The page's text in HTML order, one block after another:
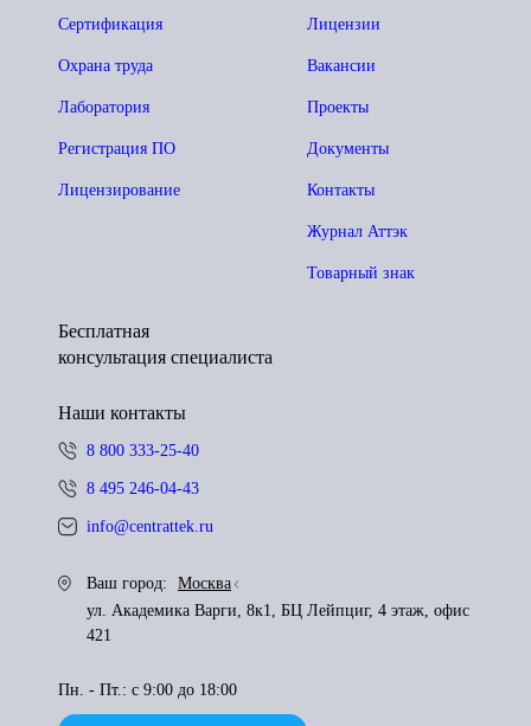
Лицензии
Вакансии
Проекты
Документы
Контакты
Журнал Аттэк
Товарный знак
Сертификация
Охрана труда
Лаборатория
Регистрация ПО
Лицензирование
Бесплатная
консультация специалиста
Наши контакты
8 800 333-25-40
8 495 246-04-43
info@centrattek.ru
Ваш город:
Москва
ул. Академика Варги, 8к1, БЦ Лейпциг, 4 этаж, офис
421
Пн. - Пт.: с 9:00 до 18:00